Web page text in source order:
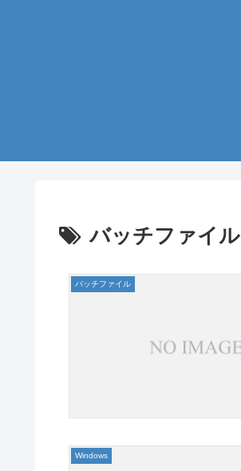
バッチファイル
バッチファイル
Windows